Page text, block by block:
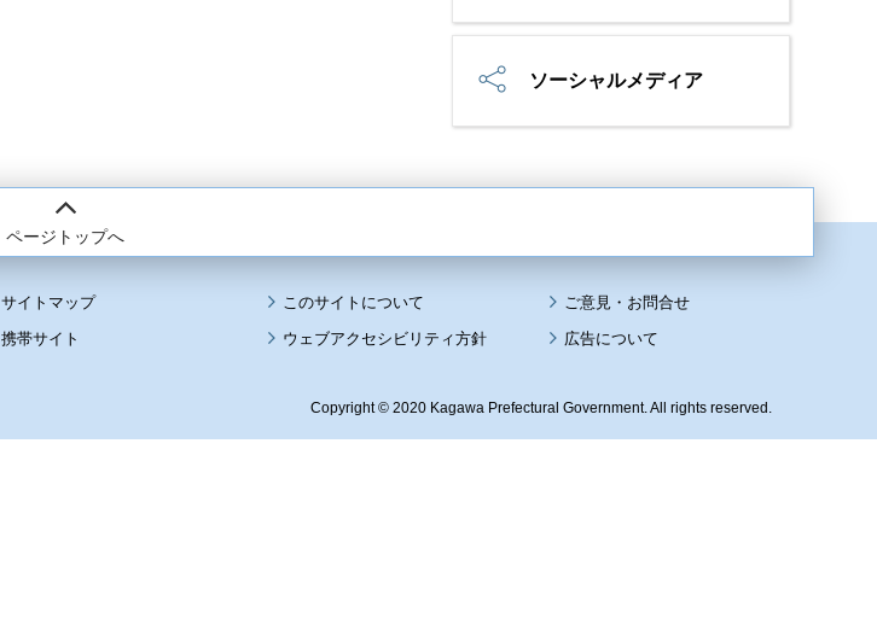
ソーシャルメディア
ページトップへ
サイトマップ
このサイトについて
携帯サイト
ウェブアクセシビリティ方針 広告について
Copyright © 2020 Kagawa Prefectural Government. All rights reserved.